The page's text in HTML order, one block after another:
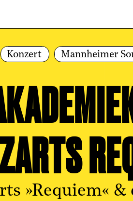
springen
Konzert Mannheimer
»Requiem« &